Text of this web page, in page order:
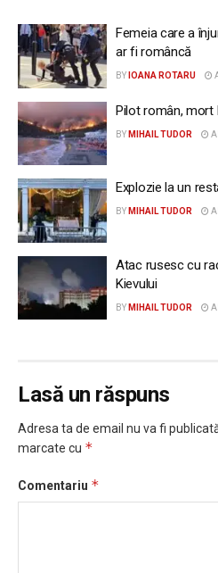
Femeia care a
ar fi româncă
BY IOANA ROTARU
Pilot român, mort
BY MIHAIL TUDOR
Explozie la un
BY MIHAIL TUDOR
Atac rusesc cu
Kievului
BY MIHAIL TUDOR
Lasă un răspuns
Adresa ta de email nu va fi
marcate cu *
Comentariu *